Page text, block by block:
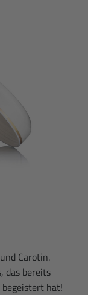
Carotin.
das bereits
hat!